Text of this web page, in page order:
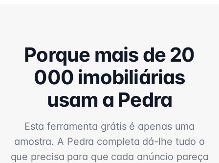
Porque mais de 20
000 imobiliárias
usam a Pedra
Esta ferramenta grátis é apenas uma
amostra. A Pedra completa dá-lhe tudo o
que precisa para que cada anúncio pareça